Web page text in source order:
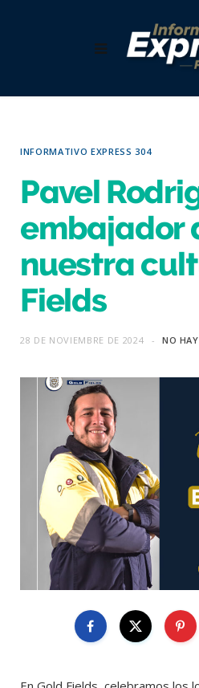
INFORMATIVO EXPRESS 304
Pavel
embajador
nuestra
Fields
28 DE NOVIEMBRE DE 2024 NO